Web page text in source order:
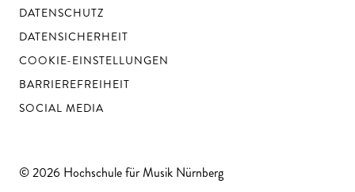
DATENSCHUTZ
DATENSICHERHEIT
COOKIE-EINSTELLUNGEN
BARRIEREFREIHEIT
SOCIAL MEDIA
© 2026 Hochschule für Musik Nürnberg